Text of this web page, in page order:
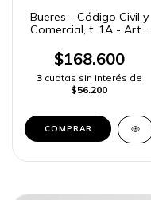
Bueres - Código Civil y
Comercial, t. 1A - Arts.
$168.600
3 cuotas sin interés de
$56.200
COMPRAR